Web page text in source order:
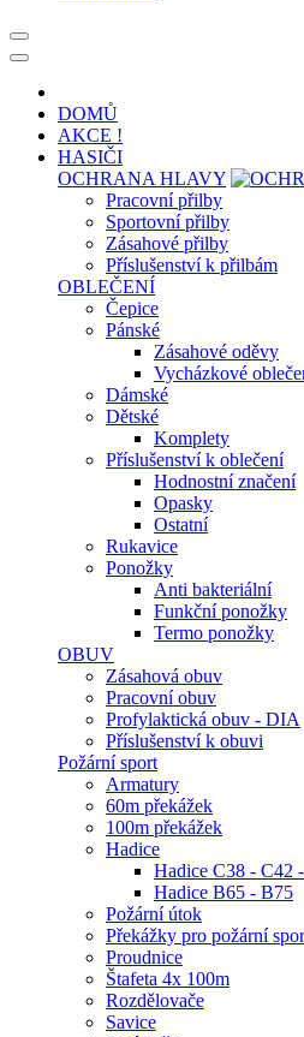
DOMŮ
AKCE !
HASIČI
OCHRANA HLAVY
Pracovní přilby
Sportovní přilby
Zásahové přilby
Příslušenství k přilbám
OBLEČENÍ
Čepice
Pánské
Zásahové oděvy
Vycházkové
Dámské
Dětské
Komplety
Příslušenství k oblečení
Hodnostní značení
Opasky
Ostatní
Rukavice
Ponožky
Anti bakteriální
Funkční ponožky
Termo ponožky
OBUV
Zásahová obuv
Pracovní obuv
Profylaktická obuv - DIA
Příslušenství k obuvi
Požární sport
Armatury
60m překážek
100m překážek
Hadice
Hadice C38 - C42
Hadice B65 - B75
Požární útok
Překážky pro požární
Proudnice
Štafeta 4x 100m
Rozdělovače
Savice